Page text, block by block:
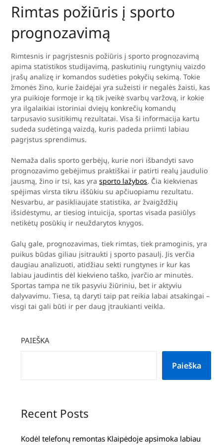
Rimtas požiūris į sporto
prognozavimą
Rimtesnis ir pagrįstesnis požiūris į sporto prognozavimą
apima statistikos studijavimą, paskutinių rungtynių vaizdo
įrašų analizę ir komandos sudėties pokyčių sekimą. Tokie
žmonės žino, kurie žaidėjai yra sužeisti ir negalės žaisti, kas
yra puikioje formoje ir ką tik įveikė svarbų varžovą, ir kokie
yra ilgalaikiai istoriniai dviejų konkrečių komandų
tarpusavio susitikimų rezultatai. Visa ši informacija kartu
sudeda sudėtingą vaizdą, kuris padeda priimti labiau
pagrįstus sprendimus.
Nemaža dalis sporto gerbėjų, kurie nori išbandyti savo
prognozavimo gebėjimus praktiškai ir patirti realų jaudulio
jausmą, žino ir tsi, kas yrasporto lažybos. Čia kiekvienas
spėjimas virsta tikru iššūkiu su apčiuopiamu rezultatu.
Nesvarbu, ar pasikliaujate statistika, ar žvaigždžių
išsidėstymu, ar tiesiog intuicija, sportas visada pasiūlys
netikėtų posūkių ir neuždarytos knygos.
Galų gale, prognozavimas, tiek rimtas, tiek pramoginis, yra
puikus būdas giliau įsitraukti į sporto pasaulį. Jis verčia
daugiau analizuoti, atidžiau sekti rungtynes ir kur kas
labiau jaudintis dėl kiekvieno taško, įvarčio ar minutės.
Sportas tampa ne tik pasyviu žiūriniu, bet ir aktyviu
dalyvavimu. Tiesa, tą daryti taip pat reikia labai atsakingai –
visgi tai gali būti ir per daug įtraukianti veikla.
PAIEŠKA
Paieška
Recent Posts
Kodėl telefonų remontas Klaipėdoje apsimoka labiau